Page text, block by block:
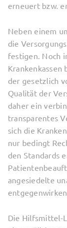
erneuert bzw.
Neben einem
die
festigen. Noch
der gesetzlich
Qualität der
daher ein
transparentes
sich die
nur bedingt
den Standards
angesiedelte
entgegenwirken.
Die Hilfsmittel-